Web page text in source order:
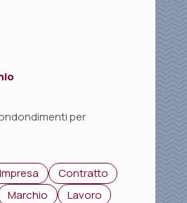
per
Impresa
Contratto
Marchio
Lavoro